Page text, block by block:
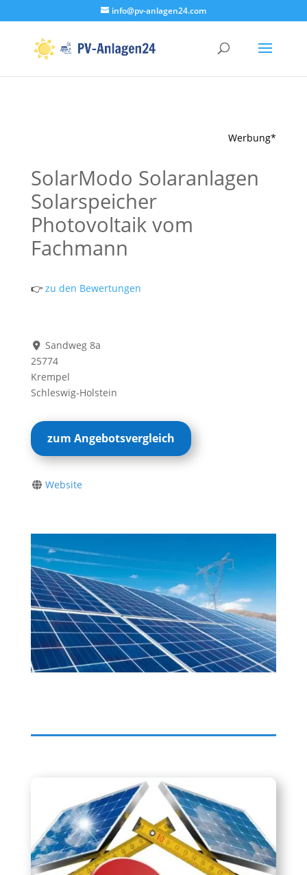
info@pv-anlagen24.com
Werbung*
SolarModo Solaranlagen
Solarspeicher
Photovoltaik vom
Fachmann
👉zu den Bewertungen
Sandweg 8a
25774
Krempel
Schleswig-Holstein
zum Angebotsvergleich
Website